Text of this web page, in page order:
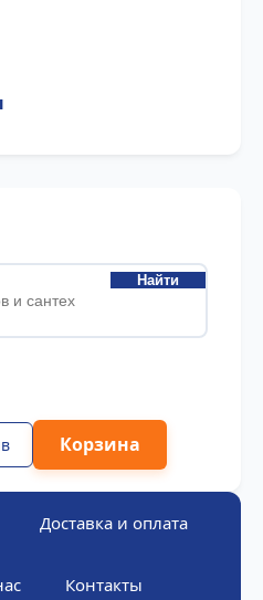
Найти
Корзина
Доставка и оплата
Контакты